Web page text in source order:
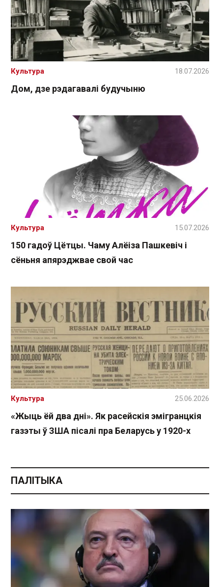
Дом, дзе рэдагавалі будучыню
Культура 18.07.2026
150 гадоў Цётцы. Чаму Алёіза Пашкевіч і
сёньня апярэджвае свой час
Культура 15.07.2026
«Жыць ёй два дні». Як расейскія эмігранцкія
газэты ў ЗША пісалі пра Беларусь у 1920-х
Культура 25.06.2026
ПАЛІТЫКА